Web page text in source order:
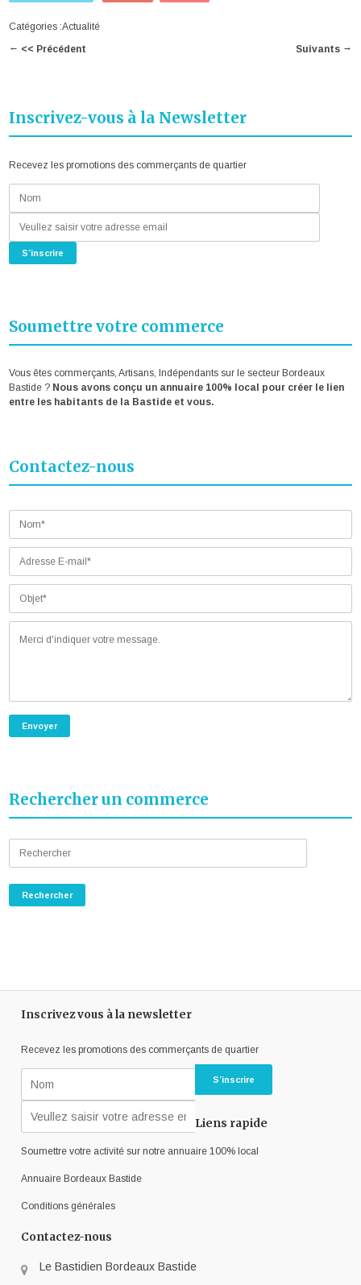
Catégories :Actualité
← << Précédent Suivants →
Inscrivez-vous à la Newsletter
Recevez les promotions des commerçants de quartier
Soumettre votre commerce
Vous êtes commerçants, Artisans, Indépendants sur le secteur Bordeaux
Bastide ? Nous avons conçu un annuaire 100% local pour créer le lien
entre les habitants de la Bastide et vous.
Contactez-nous
Rechercher un commerce
Inscrivez vous à la newsletter
Recevez les promotions des commerçants de quartier
Liens rapide
Soumettre votre activité sur notre annuaire 100% local
Annuaire Bordeaux Bastide
Conditions générales
Contactez-nous
Le Bastidien Bordeaux Bastide